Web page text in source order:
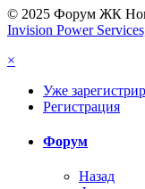
© 2025 Форум ЖК
Invision Power
×
Уже
Регистрация
Форум
Назад